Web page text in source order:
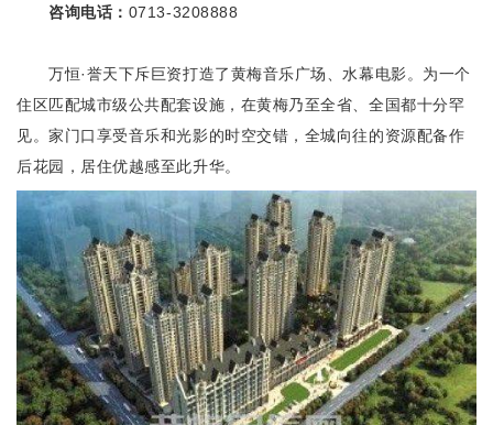
咨询电话： 0713-3208888
万恒·誉天下斥巨资打造了黄梅音乐广场、水幕电影。为一个
住区匹配城市级公共配套设施，在黄梅乃至全省、全国都十分罕
见。家门口享受音乐和光影的时空交错，全城向往的资源配备作
后花园，居住优越感至此升华。